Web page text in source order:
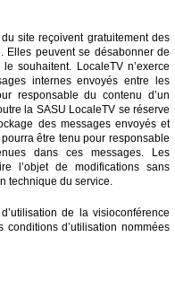
site reçoivent gratuitement des
Elles peuvent se désabonner de
souhaitent. LocaleTV n’exerce
internes envoyés entre les
responsable du contenu d’un
la SASU LocaleTV se réserve
des messages envoyés et
être tenu pour responsable
dans ces messages. Les
l’objet de modifications sans
technique du service.
de la visioconférence
d’utilisation nommées